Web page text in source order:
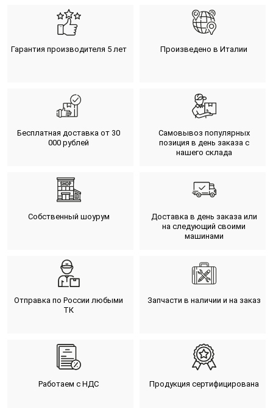
Гарантия производителя 5 лет Произведено в Италии
Бесплатная доставка от 30
000 рублей
Самовывоз популярных
позиция в день заказа с
нашего склада
Собственный шоурум
Доставка в день заказа или
на следующий своими
машинами
Отправка по России любыми
ТК
Запчасти в наличии и на заказ
Работаем с НДС Продукция сертифицирована